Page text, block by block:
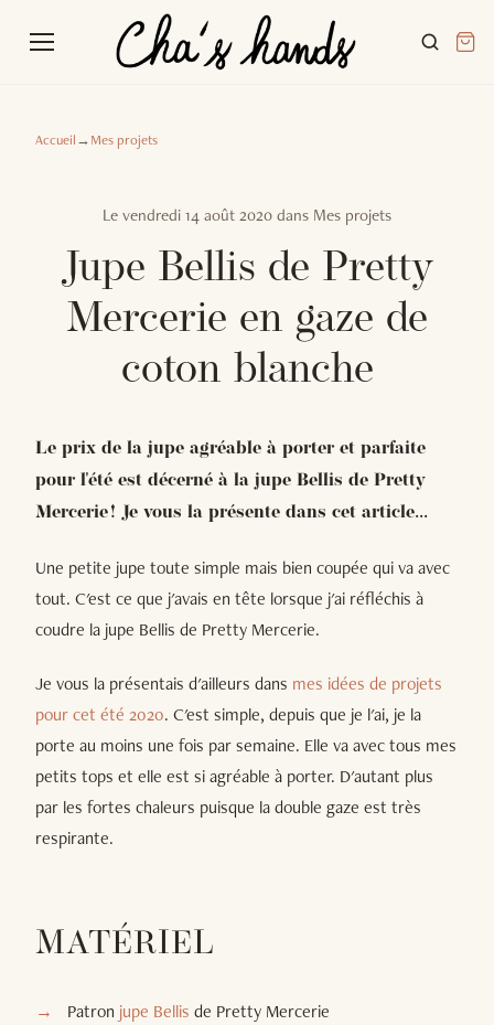
Accueil→Mes projets
Le vendredi 14 août 2020 dans Mes projets
Jupe Bellis de Pretty
Mercerie en gaze de
coton blanche
Le prix de la jupe agréable à porter et parfaite
pour l'été est décerné à la jupe Bellis de Pretty
Mercerie ! Je vous la présente dans cet article...
Une petite jupe toute simple mais bien coupée qui va avec
tout. C'est ce que j'avais en tête lorsque j'ai réfléchis à
coudre la jupe Bellis de Pretty Mercerie.
Je vous la présentais d'ailleurs dans mes idées de projets
pour cet été 2020. C'est simple, depuis que je l'ai, je la
porte au moins une fois par semaine. Elle va avec tous mes
petits tops et elle est si agréable à porter. D'autant plus
par les fortes chaleurs puisque la double gaze est très
respirante.
MATÉRIEL
Patron jupe Bellis de Pretty Mercerie